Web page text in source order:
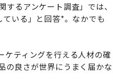
るアンケート調査」では、
いる」と回答*。なかでも
ケティングを行える人材の確
の良さが世界にうまく届かな